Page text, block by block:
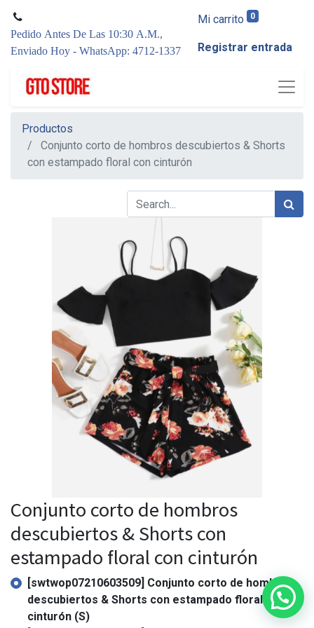
Pedido Antes De Las 10:30 A.M.,
Enviado Hoy - WhatsApp: 4712-1337
Mi carrito 0
Registrar entrada
Productos
Conjunto corto de hombros descubiertos & Shorts
con estampado floral con cinturón
Conjunto corto de hombros
descubiertos & Shorts con
estampado floral con cinturón
[swtwop07210603509] Conjunto corto de hombros
descubiertos & Shorts con estampado floral con
cinturón (S)